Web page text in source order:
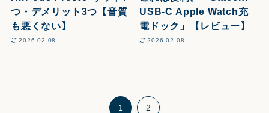
つ・デメリット3つ【音質
も悪くない】
2026-02-08
USB-C Apple Watch充
電ドック」【レビュー】
2026-02-08
1 2